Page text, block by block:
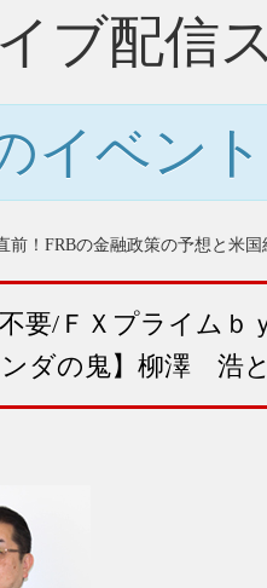
ブ配信
イベン
前！ FRBの金融政策の予想と米
不要/ＦＸプライム
ンダの鬼】柳澤 浩